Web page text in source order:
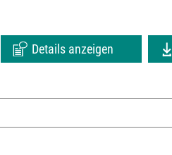
Details anzeigen